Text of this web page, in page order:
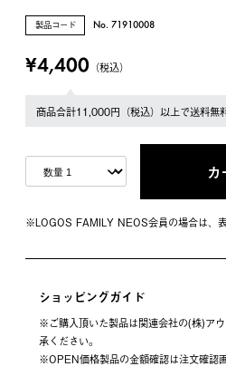
製品コード No. 71910008
¥4,400 （税込）
商品合計11,000円（税込）以上で送料無
カ
※LOGOS FAMILY NEOS会員の場合は、
ショッピングガイド
※ご購⼊頂いた製品は関連会社の(株)ア
承ください。
※OPEN価格製品の⾦額確認は注⽂確認